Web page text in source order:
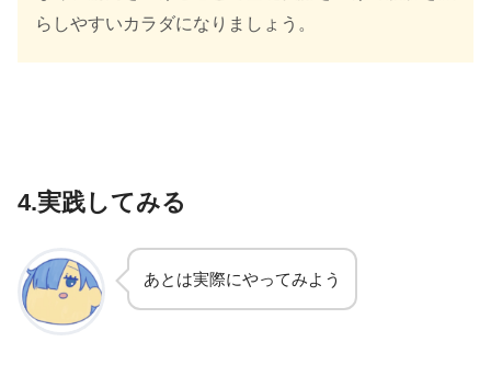
らしやすいカラダになりましょう。
4.実践してみる
あとは実際にやってみよう